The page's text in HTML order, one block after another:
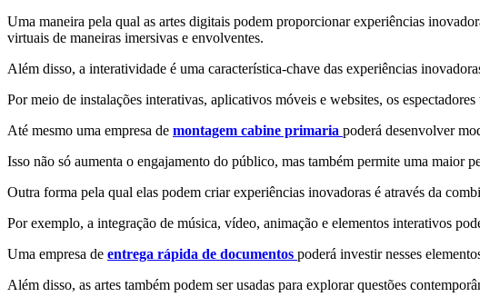
Uma maneira pela qual as artes digitais podem proporcionar experiências
virtuais de maneiras imersivas e envolventes.
Além disso, a interatividade é uma característica-chave das experiências
Por meio de instalações interativas, aplicativos móveis e websites, os
Até mesmo uma empresa de montagem cabine primaria poderá desenvolver
Isso não só aumenta o engajamento do público, mas também permite uma maior
Outra forma pela qual elas podem criar experiências inovadoras é através da
Por exemplo, a integração de música, vídeo, animação e elementos interativos
Uma empresa de entrega rápida de documentos poderá investir nesses
Além disso, as artes também podem ser usadas para explorar questões